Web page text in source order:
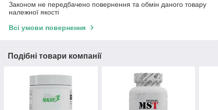
Законом не передбачено повернення та обмін даного товару
належної якості
Всі умови повернення
Подібні товари компанії